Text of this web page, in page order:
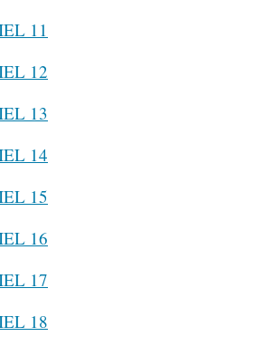
11
12
13
14
15
16
17
18